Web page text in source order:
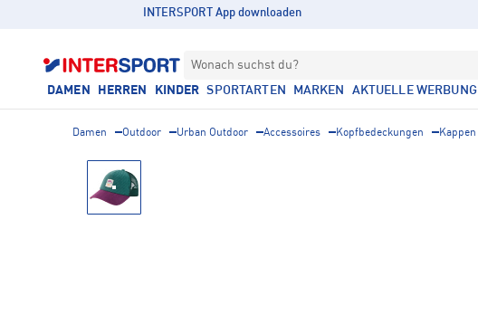
INTERSPORT App downloaden
Wonach suchst du?
DAMEN HERREN KINDER SPORTARTEN MARKEN AKTUELLE WERBUNG
Damen Outdoor Urban Outdoor Accessoires Kopfbedeckungen Kappen